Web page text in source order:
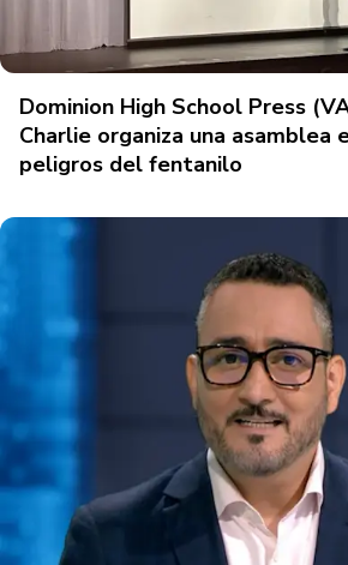
Dominion High School Press
Charlie organiza una asamblea
peligros del fentanilo